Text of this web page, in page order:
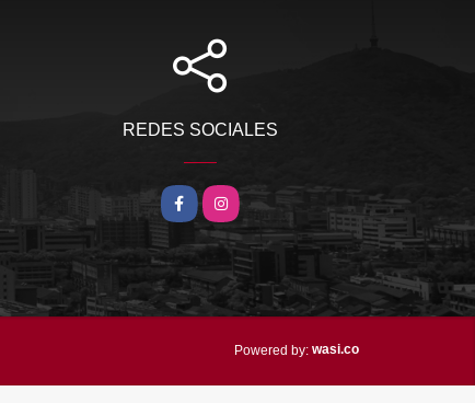
REDES SOCIALES
Facebook
Instagram
Powered by: wasi.co